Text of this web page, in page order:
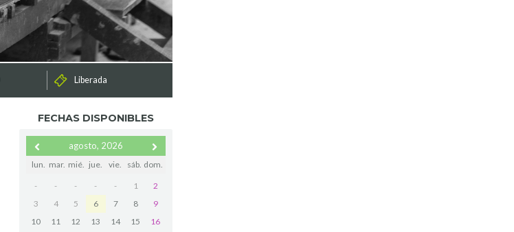
Liberada
FECHAS DISPONIBLES
agosto, 2026
lun. mar. mié. jue. vie. sáb. dom.
- - - - - 1
2
3
4 5 6 7 8
9
10
11 12 13 14 15
16